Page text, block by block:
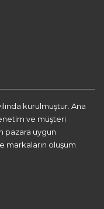
kurulmuştur. Ana
ve müşteri
pazara uygun
markaların oluşum